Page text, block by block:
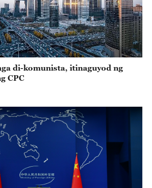
di-komunista, itinaguyod ng
CPC